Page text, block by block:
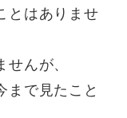
とはありませ
んが、
まで見たこと